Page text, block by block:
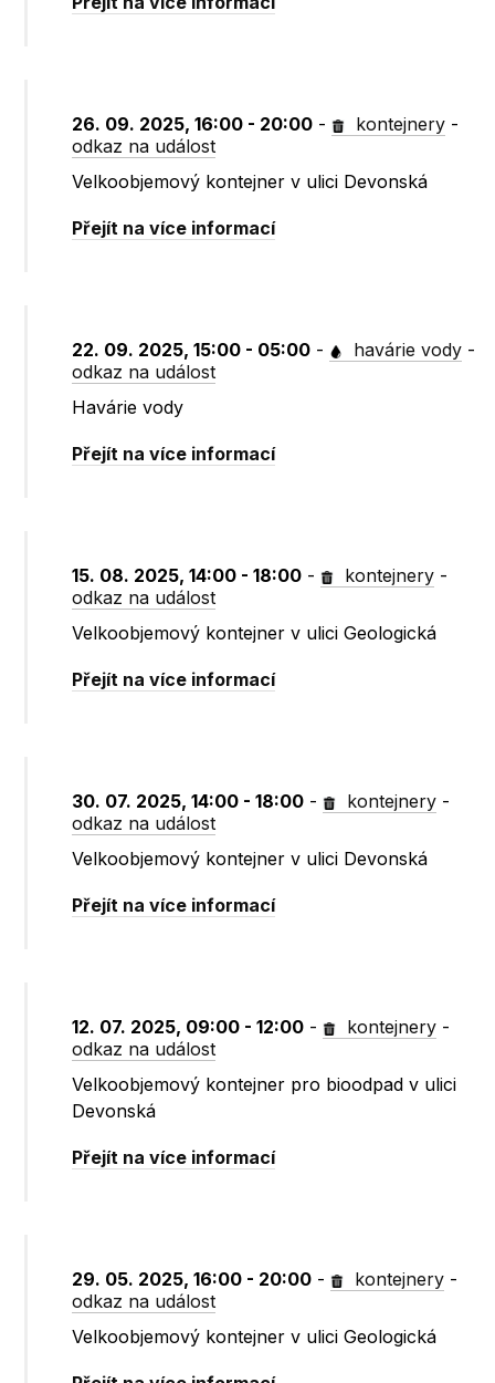
26. 09. 2025, 16:00 - 20:00 - kontejnery -
odkaz na událost
Velkoobjemový kontejner v ulici Devonská
Přejít na více informací
22. 09. 2025, 15:00 - 05:00 - havárie vody -
odkaz na událost
Havárie vody
Přejít na více informací
15. 08. 2025, 14:00 - 18:00 - kontejnery -
odkaz na událost
Velkoobjemový kontejner v ulici Geologická
Přejít na více informací
30. 07. 2025, 14:00 - 18:00 - kontejnery -
odkaz na událost
Velkoobjemový kontejner v ulici Devonská
Přejít na více informací
12. 07. 2025, 09:00 - 12:00 - kontejnery -
odkaz na událost
Velkoobjemový kontejner pro bioodpad v ulici
Devonská
Přejít na více informací
29. 05. 2025, 16:00 - 20:00 - kontejnery -
odkaz na událost
Velkoobjemový kontejner v ulici Geologická